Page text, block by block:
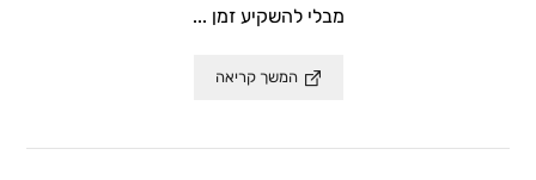
מבלי להשקיע זמן ...
המשך קריאה